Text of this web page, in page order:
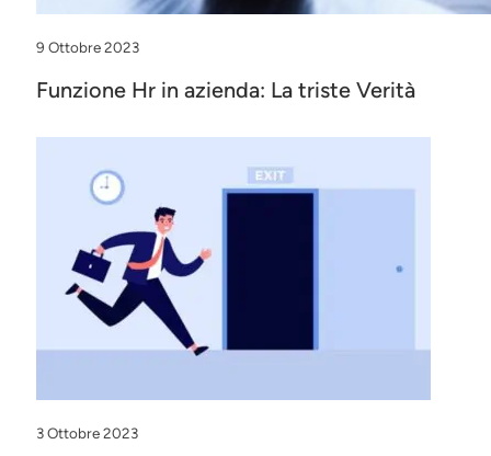
9 Ottobre 2023
Funzione Hr in azienda: La triste Verità
3 Ottobre 2023